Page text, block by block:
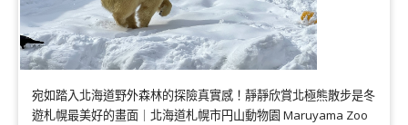
宛如踏入北海道野外森林的探險真實感！靜靜欣賞北極熊散步是冬
遊札幌最美好的畫面｜北海道札幌市円山動物園 Maruyama Zoo